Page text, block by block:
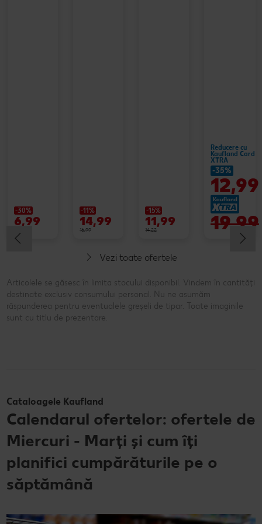
-23%
19,99
-33%
29,99
44,99
-16%
10,99
13,20
-22%
69,99
89,99
Vezi toate ofertele
Articolele se găsesc în limita stocului disponibil. Vindem în cantități
destinate exclusiv consumului personal. Nu ne asumăm
răspunderea pentru eventualele greșeli de tipar. Toate imaginile
sunt cu titlu de prezentare.
Cataloagele Kaufland
Calendarul ofertelor: ofertele de
Miercuri - Marți și cum îți
planifici cumpărăturile pe o
săptămână